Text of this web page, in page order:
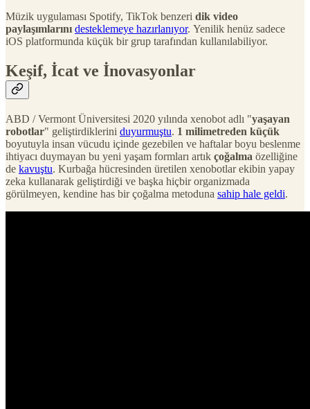
Müzik uygulaması Spotify, TikTok benzeri dik video
paylaşımlarını desteklemeye hazırlanıyor. Yenilik henüz sadece
iOS platformunda küçük bir grup tarafından kullanılabiliyor.
Keşif, İcat ve İnovasyonlar
ABD / Vermont Üniversitesi 2020 yılında xenobot adlı "yaşayan
robotlar" geliştirdiklerini duyurmuştu. 1 milimetreden küçük
boyutuyla insan vücudu içinde gezebilen ve haftalar boyu beslenme
ihtiyacı duymayan bu yeni yaşam formları artık çoğalma özelliğine
de kavuştu. Kurbağa hücresinden üretilen xenobotlar ekibin yapay
zeka kullanarak geliştirdiği ve başka hiçbir organizmada
görülmeyen, kendine has bir çoğalma metoduna sahip hale geldi.